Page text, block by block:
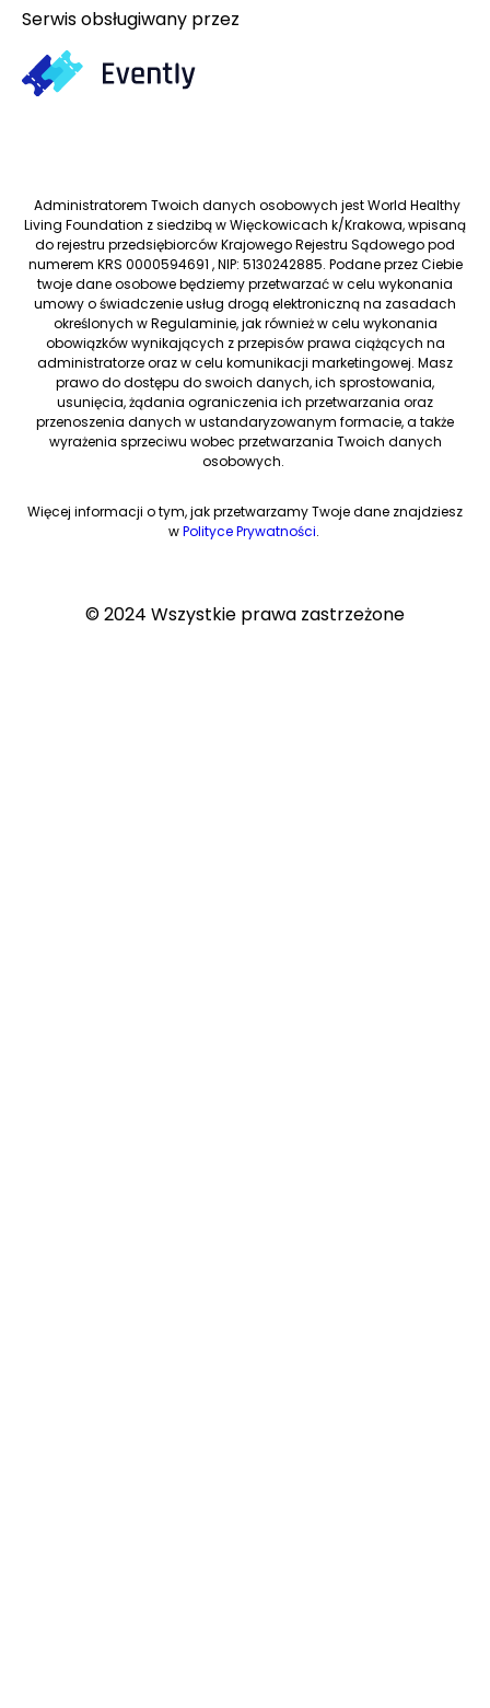
Serwis obsługiwany przez
Administratorem Twoich danych osobowych jest World Healthy
Living Foundation z siedzibą w Więckowicach k/Krakowa, wpisaną
do rejestru przedsiębiorców Krajowego Rejestru Sądowego pod
numerem KRS 0000594691 , NIP: 5130242885. Podane przez Ciebie
twoje dane osobowe będziemy przetwarzać w celu wykonania
umowy o świadczenie usług drogą elektroniczną na zasadach
określonych w Regulaminie, jak również w celu wykonania
obowiązków wynikających z przepisów prawa ciążących na
administratorze oraz w celu komunikacji marketingowej. Masz
prawo do dostępu do swoich danych, ich sprostowania,
usunięcia, żądania ograniczenia ich przetwarzania oraz
przenoszenia danych w ustandaryzowanym formacie, a także
wyrażenia sprzeciwu wobec przetwarzania Twoich danych
osobowych.
Więcej informacji o tym, jak przetwarzamy Twoje dane znajdziesz
wPolityce Prywatności.
© 2024 Wszystkie prawa zastrzeżone